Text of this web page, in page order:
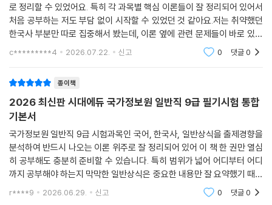
로 정리할 수 있었어요. 특히 각 과목별 핵심 이론들이 잘 정리되어 있어서
처음 공부하는 저도 부담 없이 시작할 수 있었던 것 같아요.저는 취약했던
한국사 부분만 따로 집중해서 봤는데, 이론 옆에 관련 문제들이 바로 있어
서 개념을 익히고 바로 적용해보기에 좋더라고요. 덕분에 문제를 풀면서
c*********4 2026.07.22. 신고 0 댓글0
종이책
2026 최신판 시대에듀 국가정보원 일반직 9급 필기시험 통합
기본서
국가정보원 일반직 9급 시험과목인 국어, 한국사, 일반상식을 출제경향을
분석하여 반드시 나오는 이론 위주로 잘 정리되어 있어 이 책 한 권만 열심
히 공부해도 충분히 준비할 수 있습니다. 특히 범위가 넓어 어디부터 어디
까지 공부해야 하는지 막막한 일반상식은 중요한 내용만 잘 요약했기 때문
에 불안감을 덜 수 있습니다.실전처럼 모의고사를 풀고 OMR 채점 서비스
r****9 2026.06.29. 신고 0 댓글0